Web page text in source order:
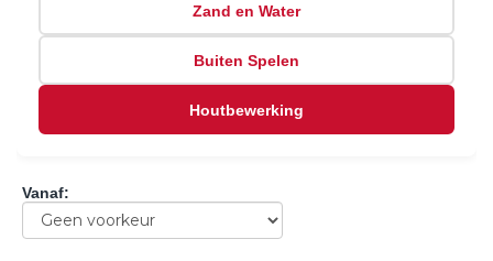
Zand en Water
Buiten Spelen
Houtbewerking
Vanaf: